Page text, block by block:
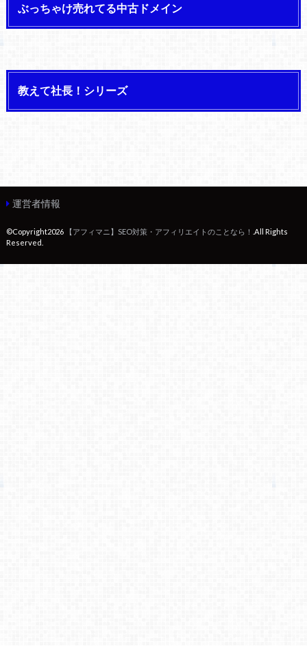
ぶっちゃけ売れてる中古ドメイン
教えて社長！シリーズ
運営者情報
©Copyright2026 【アフィマニ】SEO対策・アフィリエイトのことなら！ .All Rights
Reserved.